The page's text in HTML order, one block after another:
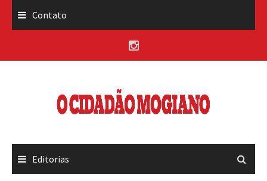
Contato
Editorias